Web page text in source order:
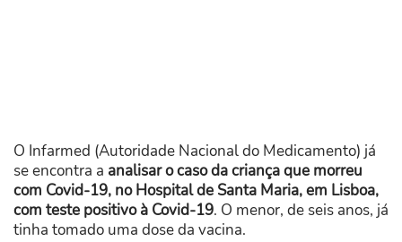
O Infarmed (Autoridade Nacional do Medicamento) já
se encontra a analisar o caso da criança que morreu
com Covid-19, no Hospital de Santa Maria, em Lisboa,
com teste positivo à Covid-19. O menor, de seis anos, já
tinha tomado uma dose da vacina.